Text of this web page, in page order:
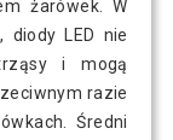
żarówek. W
diody LED nie
i mogą
razie
Średni